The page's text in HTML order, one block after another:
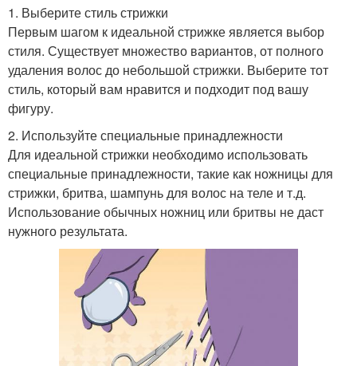
1. Выберите стиль стрижки
Первым шагом к идеальной стрижке является выбор
стиля. Существует множество вариантов, от полного
удаления волос до небольшой стрижки. Выберите тот
стиль, который вам нравится и подходит под вашу
фигуру.
2. Используйте специальные принадлежности
Для идеальной стрижки необходимо использовать
специальные принадлежности, такие как ножницы для
стрижки, бритва, шампунь для волос на теле и т.д.
Использование обычных ножниц или бритвы не даст
нужного результата.